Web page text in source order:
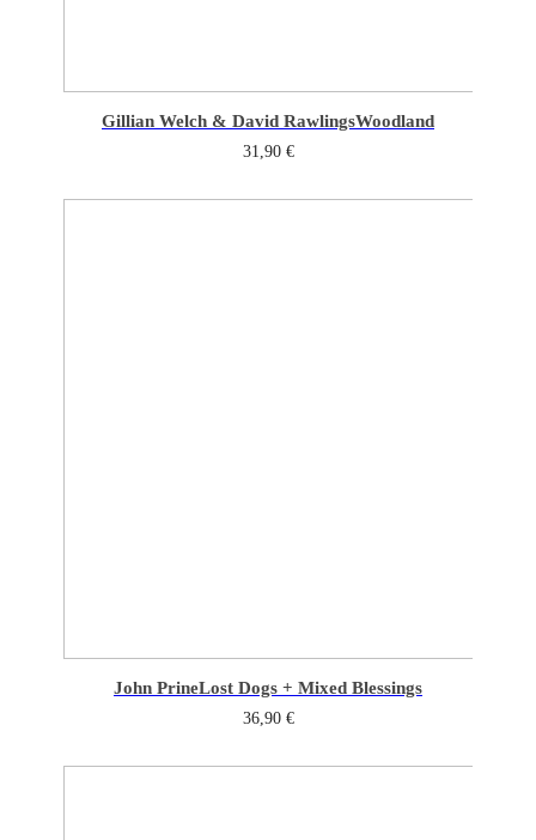
Gillian Welch & David RawlingsWoodland
31,90 €
John PrineLost Dogs + Mixed Blessings
36,90 €